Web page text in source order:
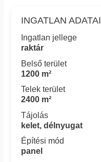
INGATLAN ADATAI
Ingatlan jellege
raktár
Belső terület
1200 m²
Telek terület
2400 m²
Tájolás
kelet, délnyugat
Építési mód
panel